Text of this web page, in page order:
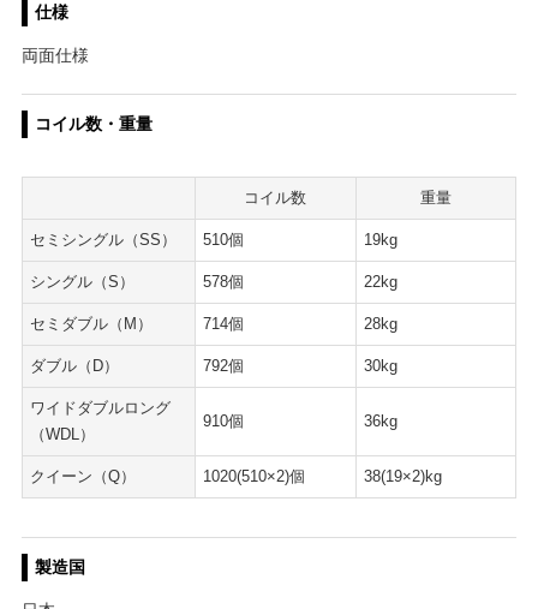
仕様
両面仕様
コイル数・重量
コイル数 重量
セミシングル（SS） 510個 19kg
シングル（S） 578個 22kg
セミダブル（M） 714個 28kg
ダブル（D） 792個 30kg
ワイドダブルロング
（WDL）
910個 36kg
クイーン（Q） 1020(510×2)個 38(19×2)kg
製造国